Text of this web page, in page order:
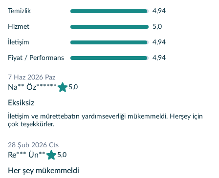
Temizlik 4,94
Hizmet 5,0
İletişim 4,94
Fiyat / Performans 4,94
Na** Öz****** 5,0
7 Haz 2026 Paz
Eksiksiz
İletişim ve mürettebatın yardımseverliği mükemmeldi. Herşey için
çok teşekkürler.
Re*** Ün** 5,0
28 Şub 2026 Cts
Her şey mükemmeldi